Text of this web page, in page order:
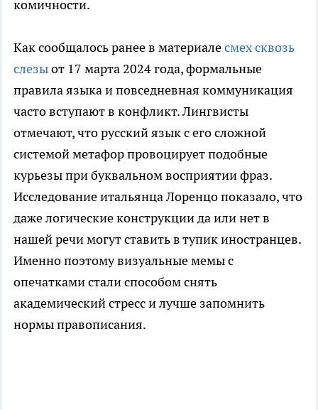
комичности.
Как сообщалось ранее в материалесмех сквозь
слезыот 17 марта 2024 года, формальные
правила языка и повседневная коммуникация
часто вступают в конфликт. Лингвисты
отмечают, что русский язык с его сложной
системой метафор провоцирует подобные
курьезы при буквальном восприятии фраз.
Исследование итальянца Лоренцо показало, что
даже логические конструкции да или нет в
нашей речи могут ставить в тупик иностранцев.
Именно поэтому визуальные мемы с
опечатками стали способом снять
академический стресс и лучше запомнить
нормы правописания.